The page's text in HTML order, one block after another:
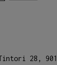
28,